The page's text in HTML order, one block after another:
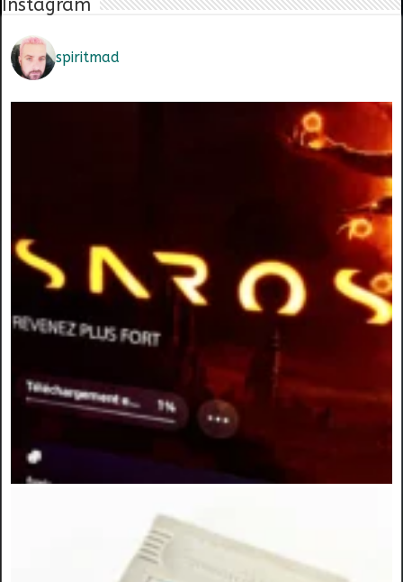
Instagram
spiritmad